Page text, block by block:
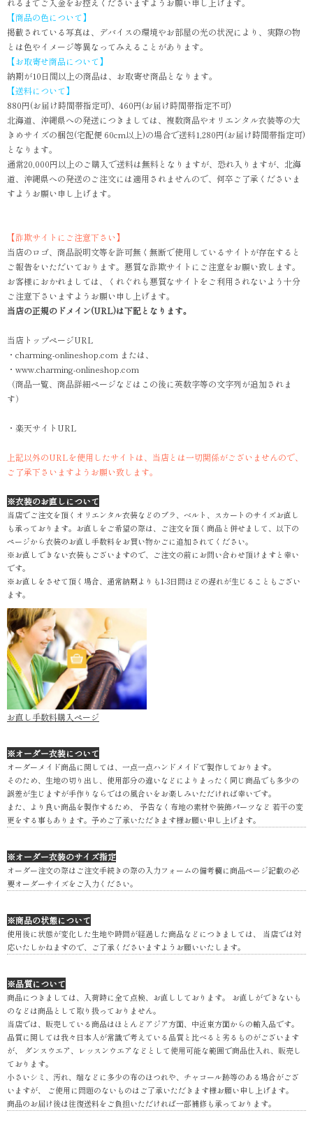
れるまでご入金をお控えくださいますようお願い申し上げます。
【商品の色について】
掲載されている写真は、デバイスの環境やお部屋の光の状況により、実際の物
とは色やイメージ等異なってみえることがあります。
【お取寄せ商品について】
納期が10日間以上の商品は、お取寄せ商品となります。
【送料について】
880円(お届け時間帯指定可)、460円(お届け時間帯指定不可)
北海道、沖縄県への発送につきましては、複数商品やオリエンタル衣装等の大
きめサイズの梱包(宅配便 60cm以上)の場合で送料1,280円(お届け時間帯指定可)
となります。
通常20,000円以上のご購入で送料は無料となりますが、恐れ入りますが、北海
道、沖縄県への発送のご注文には適用されませんので、何卒ご了承くださいま
すようお願い申し上げます。
【詐欺サイトにご注意下さい】
当店のロゴ、商品説明文等を許可無く無断で使用しているサイトが存在すると
ご報告をいただいております。悪質な詐欺サイトにご注意をお願い致します。
お客様におかれましては、くれぐれも悪質なサイトをご利用されないよう十分
ご注意下さいますようお願い申し上げます。
当店の正規のドメイン(URL)は下記となります。
当店トップページURL
・charming-onlineshop.com または、
・www.charming-onlineshop.com
（商品一覧、商品詳細ページなどはこの後に英数字等の文字列が追加されま
す）
・楽天サイトURL
上記以外のURLを使用したサイトは、当店とは一切関係がございませんので、
ご了承下さいますようお願い致します。
※衣装のお直しについて
当店でご注文を頂くオリエンタル衣装などのブラ、ベルト、スカートのサイズお直し
も承っております。お直しをご希望の際は、ご注文を頂く商品と併せまして、以下の
ページから衣装のお直し手数料をお買い物かごに追加されてください。
※お直しできない衣装もございますので、ご注文の前にお問い合わせ頂けますと幸い
です。
※お直しをさせて頂く場合、通常納期よりも1-3日間ほどの遅れが生じることもござい
ます。
お直し手数料購入ページ
※オーダー衣装について
オーダーメイド商品に関しては、一点一点ハンドメイドで製作しております。
そのため、生地の切り出し、使用部分の違いなどによりまったく同じ商品でも多少の
誤差が生じますが手作りならではの風合いをお楽しみいただければ幸いです。
また、より良い商品を製作するため、 予告なく布地の素材や装飾パーツなど 若干の変
更をする事もあります。予めご了承いただきます様お願い申し上げます。
※オーダー衣装のサイズ指定
オーダー注文の際はご注文手続きの際の入力フォームの備考欄に商品ページ記載の必
要オーダーサイズをご入力ください。
※商品の状態について
使用後に状態が変化した生地や時間が経過した商品などにつきましては、 当店では対
応いたしかねますので、ご了承くださいますようお願いいたします。
※品質について
商品につきましては、入荷時に全て点検、お直ししております。 お直しができないも
のなどは商品として取り扱っておりません。
当店では、販売している商品はほとんどアジア方面、中近東方面からの輸入品です。
品質に関しては我々日本人が常識で考えている品質と比べると劣るものがございます
が、 ダンスウエア、レッスンウエアなどとして使用可能な範囲で商品仕入れ、販売し
ております。
小さいシミ、汚れ、端などに多少の布のほつれや、チャコール跡等のある場合がござ
いますが、 ご使用に問題のないものはご了承いただきます様お願い申し上げます。
商品のお届け後は往復送料をご負担いただければ一部補修も承っております。